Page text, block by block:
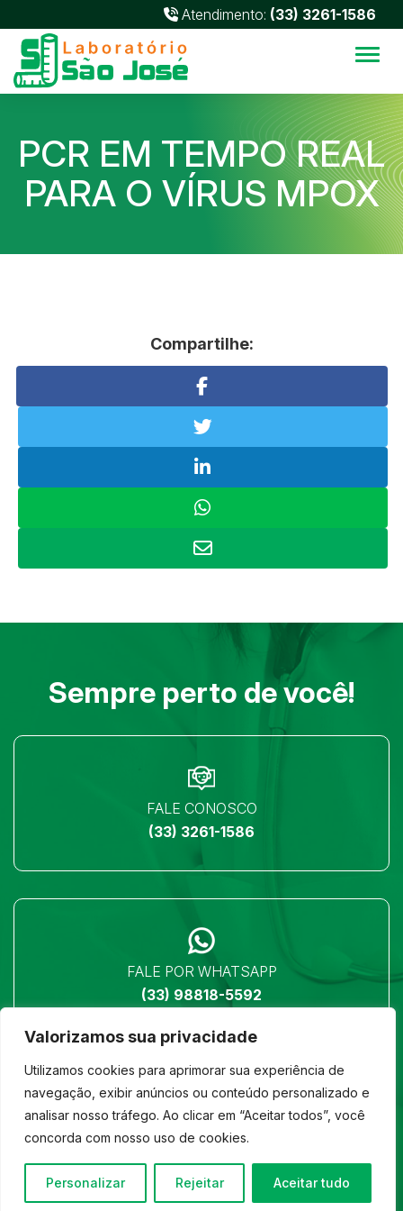
Valorizamos sua privacidade
Utilizamos cookies para aprimorar sua experiência de
navegação, exibir anúncios ou conteúdo personalizado e
analisar nosso tráfego. Ao clicar em “Aceitar todos”, você
concorda com nosso uso de cookies.
Personalizar Rejeitar Aceitar tudo
Atendimento: (33) 3261-1586
PCR EM TEMPO REAL
PARA O VÍRUS MPOX
Compartilhe:
Sempre perto de você!
FALE CONOSCO
(33) 3261-1586
FALE POR WHATSAPP
(33) 98818-5592
LOCALIZAÇÃO